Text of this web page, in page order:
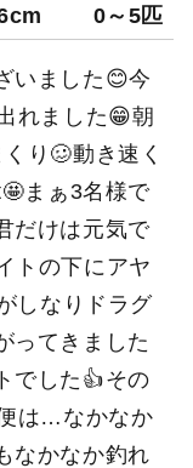
0～5匹
いました😊今
れました😁朝
り🥴動き速く
まぁ3名様で
だけは元気で
トの下にアヤ
しなりドラグ
ってきました
でした👍その
は…なかなか
なかなか釣れ